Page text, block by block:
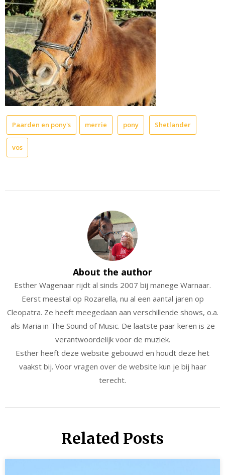
Paarden en pony's merrie pony Shetlander
vos
About the author
Esther Wagenaar rijdt al sinds 2007 bij manege Warnaar.
Eerst meestal op Rozarella, nu al een aantal jaren op
Cleopatra. Ze heeft meegedaan aan verschillende shows, o.a.
als Maria in The Sound of Music. De laatste paar keren is ze
verantwoordelijk voor de muziek.
Esther heeft deze website gebouwd en houdt deze het
vaakst bij. Voor vragen over de website kun je bij haar
terecht.
Related Posts